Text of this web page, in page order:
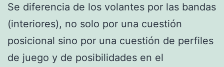
Se diferencia de los volantes por las bandas
(interiores), no solo por una cuestión
posicional sino por una cuestión de perfiles
de juego y de posibilidades en el